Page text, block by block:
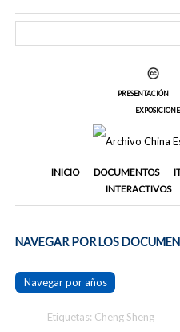
PRESENTACIÓN
INICIO DOCUMENTOS
INTERACTIVOS
NAVEGAR POR LOS
Navegar por años
Etiquetas: Cheng Sheng